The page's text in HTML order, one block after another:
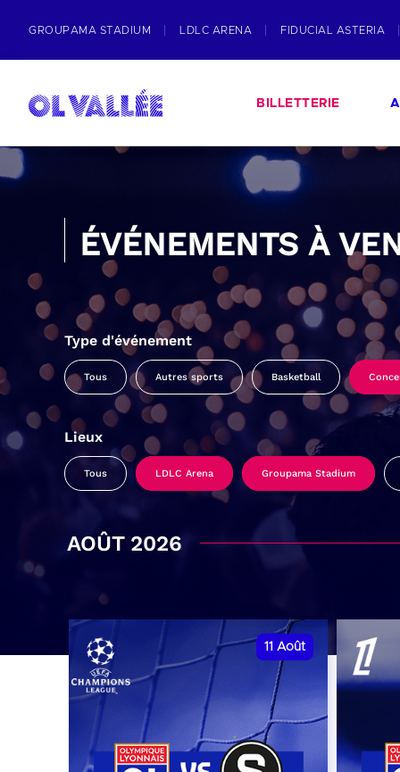
GROUPAMA STADIUM LDLC ARENA FIDUCIAL ASTERIA
BILLETTERIE
ÉVÉNEMENTS À
Type d'événement
Tous Autres sports Basketball
Lieux
Tous LDLC Arena Groupama Stadium
AOÛT 2026
11 Août